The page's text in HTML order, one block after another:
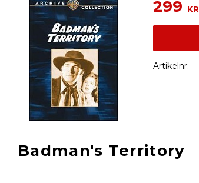
299 KR
Artikelnr
Badman's Territory